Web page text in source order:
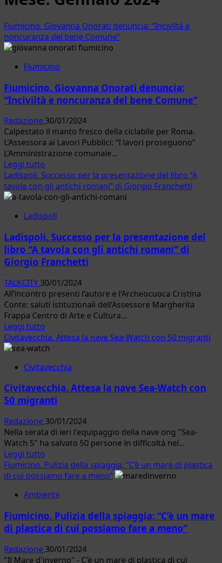
Fiumicino. Giovanna Onorati denuncia: “Inciviltà e
noncuranza del bene Comune”
Fiumicino
Fiumicino. Giovanna Onorati denuncia:
“Inciviltà e noncuranza del bene Comune”
Redazione 30/01/2024
Calpestato il manto fresco della ciclabile per Roma.
L’Assessora ai Lavori Pubblici: “I lavori proseguono”
L’Amministrazione comunale...
Leggi tutto
di
più
su
Giovanna
denuncia:
“Inciviltà
e
del
bene
Comune”
Ladispoli. Successo per la presentazione del libro “A
tavola con gli antichi romani” di Giorgio Franchetti
Ladispoli
Ladispoli. Successo per la presentazione del
libro “A tavola con gli antichi romani” di
Giorgio Franchetti
TALKCITY 30/01/2024
All’incontro presenti l’autore e l’Archeocuoca Cristina
Conte: saluti istituzionali dell’Assessore Margherita
Frappa Centro di Arte e Cultura...
Leggi tutto
di
più
Ladispoli.
per
la
del
libro
“A
tavola
con
gli
antichi
romani”
di
Giorgio
Franchetti
Civitavecchia. Attesa la nave Sea-Watch con 50 migranti
Civitavecchia
Civitavecchia. Attesa la nave Sea-Watch con
50 migranti
Redazione 30/01/2024
Nella serata di ieri l'equipaggio della nave ong "Sea-
Watch 5" ha salvato 50 persone in difficoltà nel...
Leggi tutto
di
più
Civitavecchia.
la
nave
Watch
Fiumicino. Pulizia della spiaggia: “C’è un mare di plastica
di cui possiamo fare a meno”
Ambiente
Fiumicino. Pulizia della spiaggia: “C’è un mare
di plastica di cui possiamo fare a meno”
Redazione 30/01/2024
"Il Mare d'inverno" - C'è un mare di plastica di cui